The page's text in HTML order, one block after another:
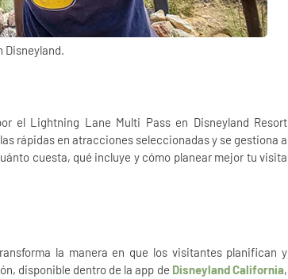
Disneyland.
el Lightning Lane Multi Passen Disneyland Resort
rápidas en atracciones seleccionadas y se gestiona a
cuesta, qué incluye y cómo planear mejor tu visita
la manera en que los visitantes planifican y
disponible dentro de la app de Disneyland California,